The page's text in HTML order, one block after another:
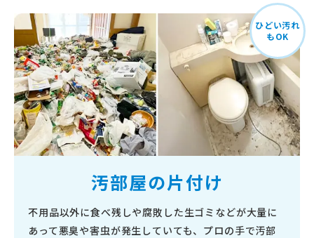
ひどい汚れ
もOK
汚部屋の片付け
不用品以外に食べ残しや腐敗した生ゴミなどが大量に
あって悪臭や害虫が発生していても、プロの手で汚部